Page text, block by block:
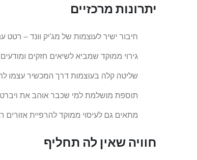
יתרונות מרכזיים
חיבור ישיר לעוצמות של מג'יק וונד – רטט
גירוי ממוקד שמביא לשיאים חזקים ומודעים
שליטה קלה בעוצמות דרך המכשיר עצמו
תוספת מושלמת למי שכבר אוהב את
מתאים גם לעיסוי ממוקד להרפיית אזורים
חוויה שאין לה תחליף